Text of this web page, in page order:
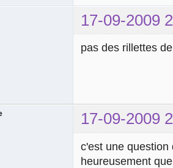
17-09-2009
pas des rillettes
17-09-2009
c'est une
heureusement